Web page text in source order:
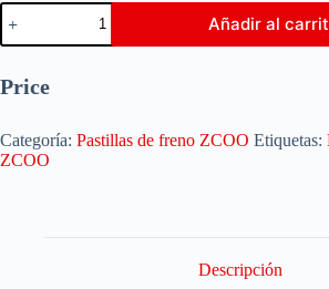
Añadir al
Price
Categoría: Pastillas de freno ZCOO Etiquetas:
ZCOO
Descripción